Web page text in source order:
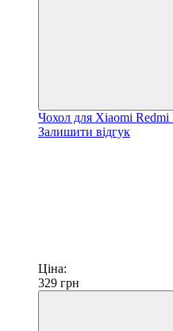
Чохол для Xiaomi Redmi
Залишити відгук
Ціна:
329 грн